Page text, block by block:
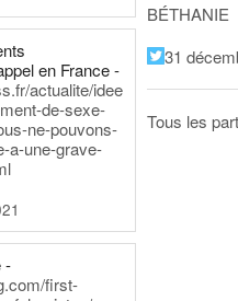
en France -
actualite/idee
de-sexe-
ne-pouvons-
a-une-grave-
-
first-
BÉTHANIE
31
Tous les